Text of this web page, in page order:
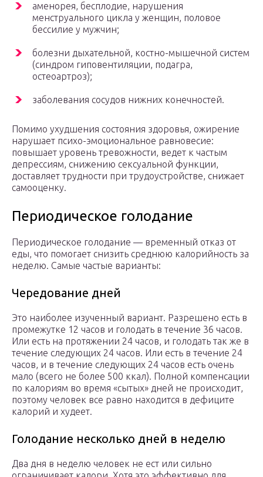
аменорея, бесплодие, нарушения
менструального цикла у женщин, половое
бессилие у мужчин;
болезни дыхательной, костно-мышечной систем
(синдром гиповентиляции, подагра,
остеоартроз);
заболевания сосудов нижних конечностей.
Помимо ухудшения состояния здоровья, ожирение
нарушает психо-эмоциональное равновесие:
повышает уровень тревожности, ведет к частым
депрессиям, снижению сексуальной функции,
доставляет трудности при трудоустройстве, снижает
самооценку.
Периодическое голодание
Периодическое голодание — временный отказ от
еды, что помогает снизить среднюю калорийность за
неделю. Самые частые варианты:
Чередование дней
Это наиболее изученный вариант. Разрешено есть в
промежутке 12 часов и голодать в течение 36 часов.
Или есть на протяжении 24 часов, и голодать так же в
течение следующих 24 часов. Или есть в течение 24
часов, и в течение следующих 24 часов есть очень
мало (всего не более 500 ккал). Полной компенсации
по калориям во время «сытых» дней не происходит,
поэтому человек все равно находится в дефиците
калорий и худеет.
Голодание несколько дней в неделю
Два дня в неделю человек не ест или сильно